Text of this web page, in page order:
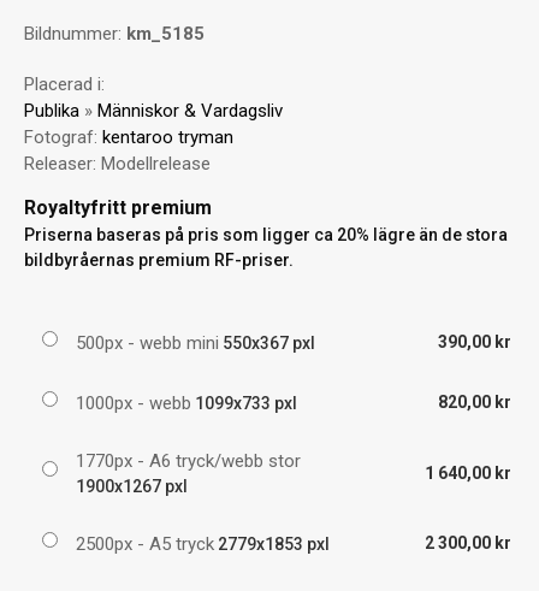
Bildnummer: km_5185
Placerad i:
Publika » Människor & Vardagsliv
Fotograf: kentaroo tryman
Releaser: Modellrelease
Royaltyfritt premium
Priserna baseras på pris som ligger ca 20% lägre än de stora
bildbyråernas premium RF-priser.
500px - webb mini 550x367 pxl 390,00 kr
1000px - webb 1099x733 pxl 820,00 kr
1770px - A6 tryck/webb stor
1900x1267 pxl
1 640,00 kr
2500px - A5 tryck 2779x1853 pxl 2 300,00 kr